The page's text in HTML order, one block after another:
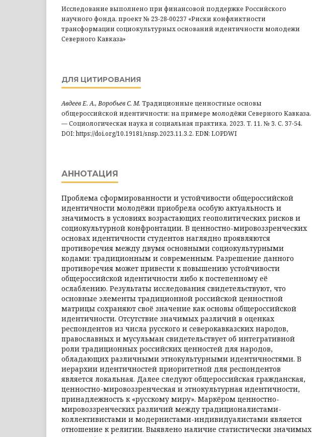
Исследование выполнено при финансовой поддержке Российского
научного фонда, проект № 23-28-00237 «Риски конфликтности
трансформации социокультурных оснований идентичности молодежи
Северного Кавказа»
ДЛЯ ЦИТИРОВАНИЯ
Авдеев Е. А., Воробьев С. М. Традиционные ценностные основы
общероссийской идентичности: на примере молодёжи Северного Кавказа.
— Социологическая наука и социальная практика, 2023. Т. 11. № 3. С. 37-54.
DOI: https://doi.org/10.19181/snsp.2023.11.3.2. EDN: LOPDWI
АННОТАЦИЯ
Проблема сформированности и устойчивости общероссийской
идентичности молодёжи приобрела особую актуальность и
значимость в условиях возрастающих геополитических рисков и
социокультурной конфронтации. В ценностно-мировоззренческих
основах идентичности студентов наглядно проявляются
противоречия между двумя основными социокультурными
кодами: традиционным и современным. Разрешение данного
противоречия может привести к повышению устойчивости
общероссийской идентичности либо к постепенному её
ослаблению. Результаты исследования свидетельствуют, что
основные элементы традиционной российской ценностной
матрицы сохраняют своё значение как основы общероссийской
идентичности. Отсутствие значимых различий в оценках
респондентов из числа русского и северокавказских народов,
православных и мусульман свидетельствует об интегративной
роли традиционных российских ценностей для народов,
обладающих различными этнокультурными идентичностями. В
иерархии идентичностей приоритетной для респондентов
является локальная. Далее следуют общероссийская гражданская,
ценностно-мировоззренческая и этнокультурная идентичности,
принадлежность к «русскому миру». Маркёром ценностно-
мировоззренческих различий между традиционалистами-
коллективистами и модернистами-индивидуалистами является
отношение к религии. Выявлено наличие статистически значимых